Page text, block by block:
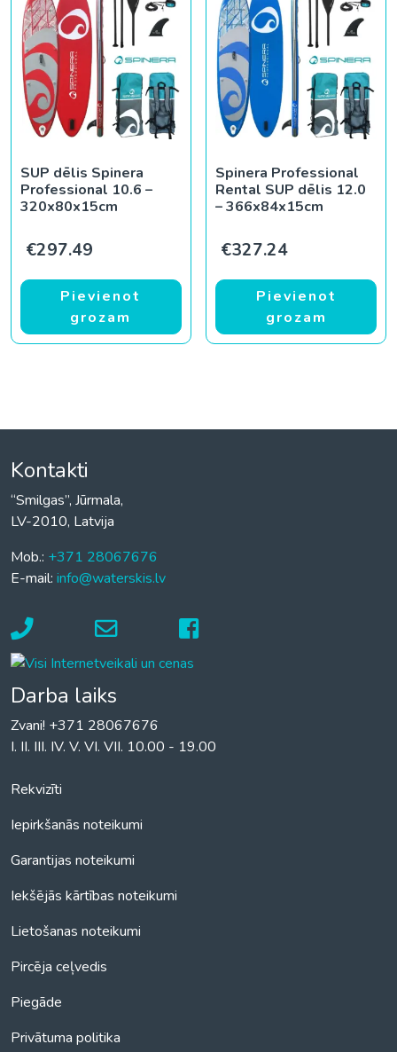
SUP dēlis Spinera
Professional 10.6 –
320x80x15cm
€297.49
Pievienot
grozam
Spinera Professional
Rental SUP dēlis 12.0
– 366x84x15cm
€327.24
Pievienot
grozam
Kontakti
“Smilgas”, Jūrmala,
LV-2010, Latvija
Mob.: +371 28067676
E-mail: info@waterskis.lv
Darba laiks
Zvani! +371 28067676
I. II. III. IV. V. VI. VII. 10.00 - 19.00
Rekvizīti
Iepirkšanās noteikumi
Garantijas noteikumi
Iekšējās kārtības noteikumi
Lietošanas noteikumi
Pircēja ceļvedis
Piegāde
Privātuma politika